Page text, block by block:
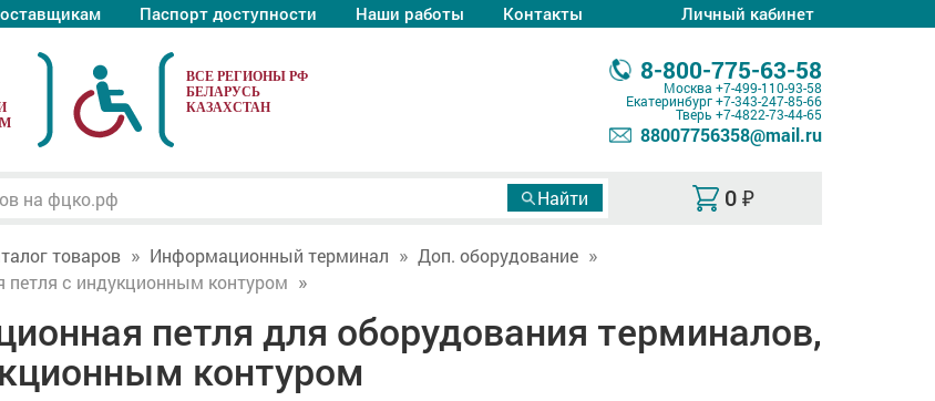
Паспорт доступности Наши работы Контакты Личный кабинет
8-800-775-63-58
Москва +7-499-110-93-58
Екатеринбург+7-343-247-85-66
Тверь +7-4822-73-44-65
88007756358@mail.ru
0 ₽
товаров Информационный терминал
Доп. оборудование
петля с индукционным контуром
петля для оборудования терминалов,
контуром